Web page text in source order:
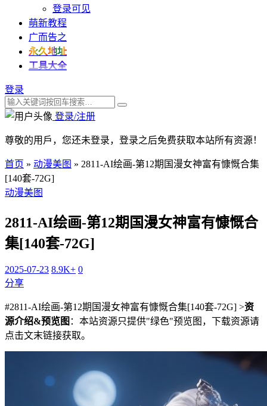
登录可见
萌新教程
广而告之
永久地址
工具大全
登录
登录/注册
尊敬的用戶，您还未登录，登录之后免费获取本站所有资源！
首页 » 动漫美图 » 2811-AI绘画-第12期国漫女神富有慷慨合集
[140套-72G]
动漫美图
2811-AI绘画-第12期国漫女神富有慷慨合
集[140套-72G]
2025-07-23 8.9K+ 0
分享
#2811-AI绘画-第12期国漫女神富有慷慨合集[140套-72G] >资
源介绍&预览图 ：本站资源只提供"绿色"预览图，下载资源请
点击文末链接获取。